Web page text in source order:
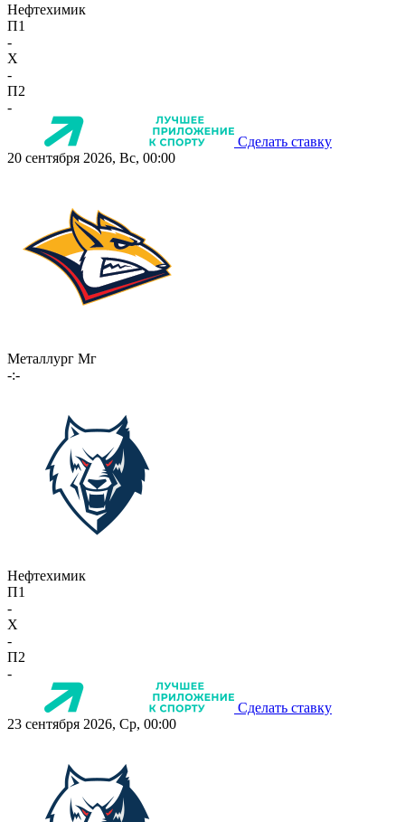
Нефтехимик
П1
-
X
-
П2
-
Сделать ставку
20 сентября 2026, Вс, 00:00
Металлург Мг
-:-
Нефтехимик
П1
-
X
-
П2
-
Сделать ставку
23 сентября 2026, Ср, 00:00